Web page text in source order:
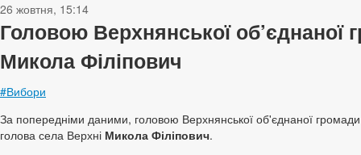
26 жовтня, 15:14
Головою Верхнянської об’єднаної
Микола Філіпович
#Вибори
За попередніми даними, головою Верхнянської об'єднаної громади
голова села Верхні Микола Філіпович.